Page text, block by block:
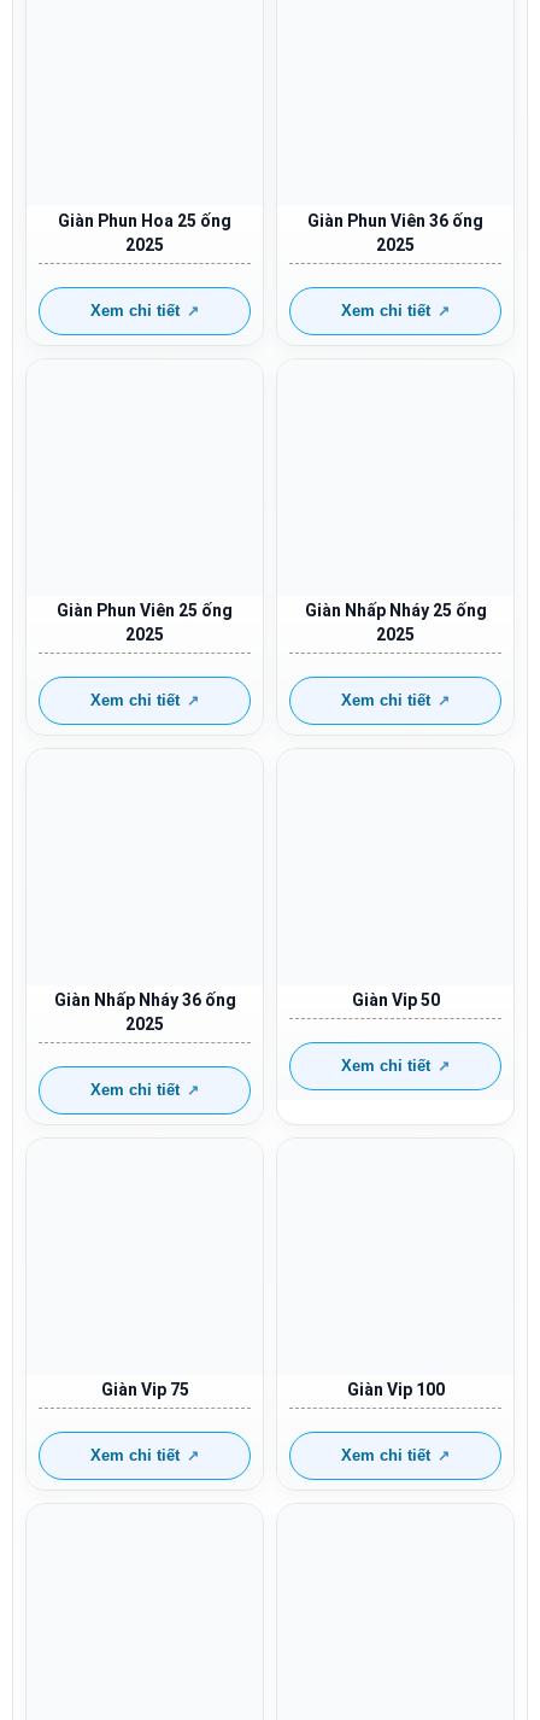
Giàn Phun Hoa 25 ống
2025
Xem chi tiết
Giàn Phun Viên 36 ống
2025
Xem chi tiết
Giàn Phun Viên 25 ống
2025
Xem chi tiết
Giàn Nhấp Nháy 25 ống
2025
Xem chi tiết
Giàn Nhấp Nháy 36 ống
2025
Xem chi tiết
Giàn Vip 50
Xem chi tiết
Giàn Vip 75
Xem chi tiết
Giàn Vip 100
Xem chi tiết